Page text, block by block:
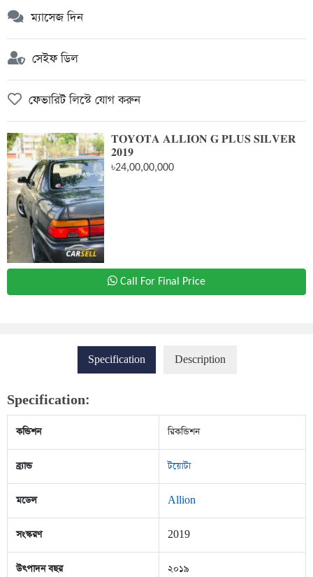
ম্যাসেজ দিন
সেইফ ডিল
ফেভারিট লিস্টে যোগ করুন
𝐓𝐎𝐘𝐎𝐓𝐀 𝐀𝐋𝐋𝐈𝐎𝐍 𝐆 𝐏𝐋𝐔𝐒 𝐒𝐈𝐋𝐕𝐄𝐑
𝟐𝟎𝟏𝟗
৳24,00,00,000
Call For Final Price
Specification Description
Specification:
কন্ডিশন রিকন্ডিশন
ব্র্যান্ড টয়োটা
মডেল Allion
সংস্করণ 2019
উৎপাদন বছর ২০১৯